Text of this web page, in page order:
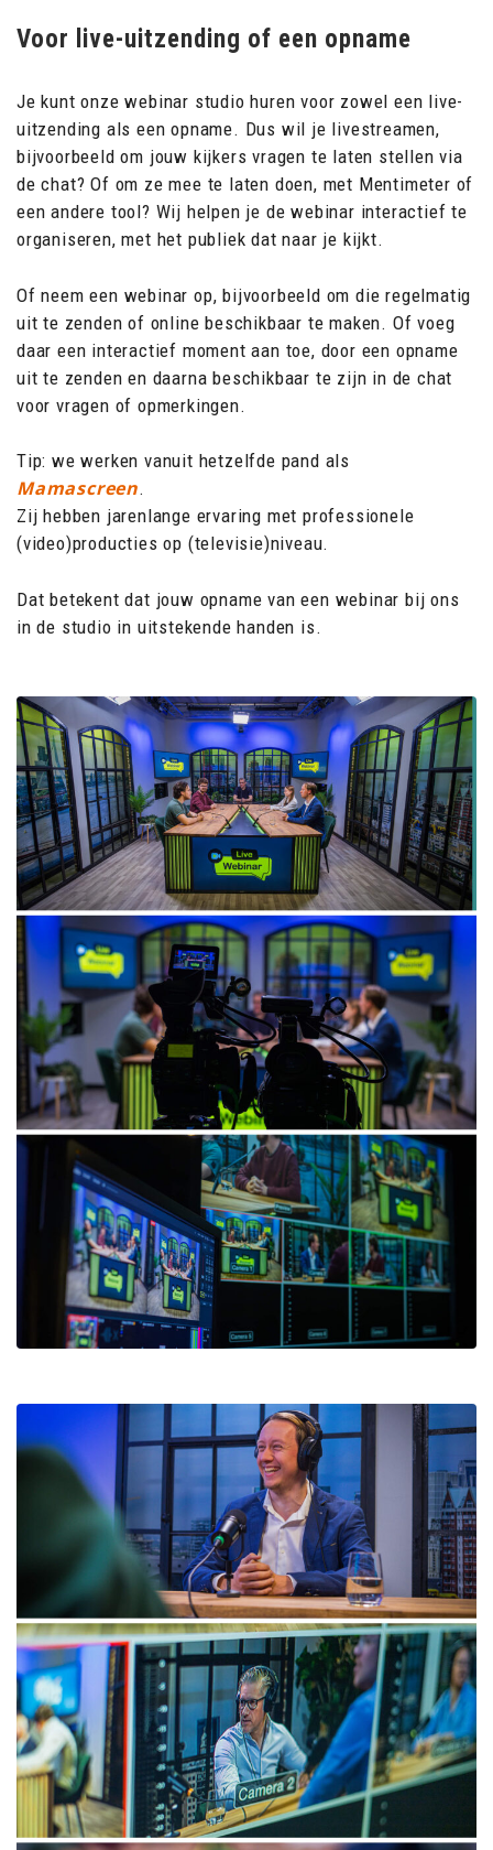
Voor live-uitzending of een opname
Je kunt onze webinar studio huren voor zowel een live-
uitzending als een opname. Dus wil je livestreamen,
bijvoorbeeld om jouw kijkers vragen te laten stellen via
de chat? Of om ze mee te laten doen, met Mentimeter of
een andere tool? Wij helpen je de webinar interactief te
organiseren, met het publiek dat naar je kijkt.
Of neem een webinar op, bijvoorbeeld om die regelmatig
uit te zenden of online beschikbaar te maken. Of voeg
daar een interactief moment aan toe, door een opname
uit te zenden en daarna beschikbaar te zijn in de chat
voor vragen of opmerkingen.
Tip: we werken vanuit hetzelfde pand als
Mamascreen.
Zij hebben jarenlange ervaring met professionele
(video)producties op (televisie)niveau.
Dat betekent dat jouw opname van een webinar bij ons
in de studio in uitstekende handen is.